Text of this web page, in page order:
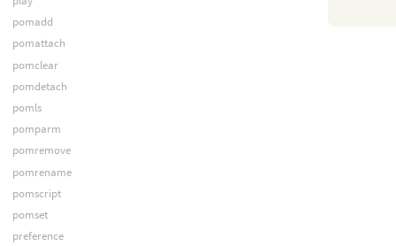
pomadd
pomattach
pomclear
pomdetach
pomls
pomparm
pomremove
pomrename
pomscript
pomset
preference